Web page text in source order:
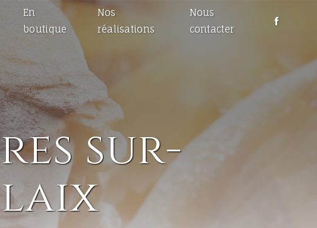
En
boutique
Nos
réalisations
Nous
contacter
sur-